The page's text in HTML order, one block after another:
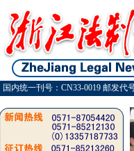
国内统一刊号：CN33-0019 邮发代